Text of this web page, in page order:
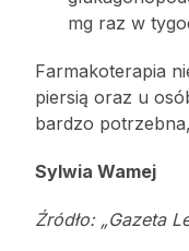
mg raz w
Farmakoterapia
piersią oraz u
bardzo
Sylwia Wamej
Źródło: „Gazeta